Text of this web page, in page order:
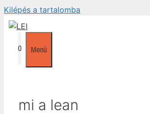
Kilépés a tartalomba
0 Menü
mi a lean